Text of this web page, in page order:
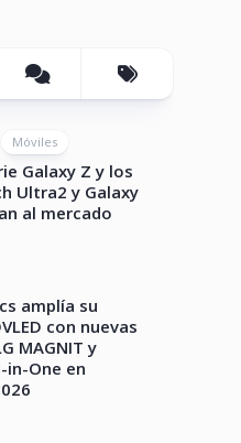
Móviles
Galaxy Z y los
Ultra2 y Galaxy
al mercado
amplía su
con nuevas
MAGNIT y
in-One en